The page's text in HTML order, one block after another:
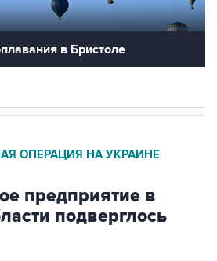
в Бристоле
ОПЕРАЦИЯ НА УКРАИНЕ
предприятие в
подверглось